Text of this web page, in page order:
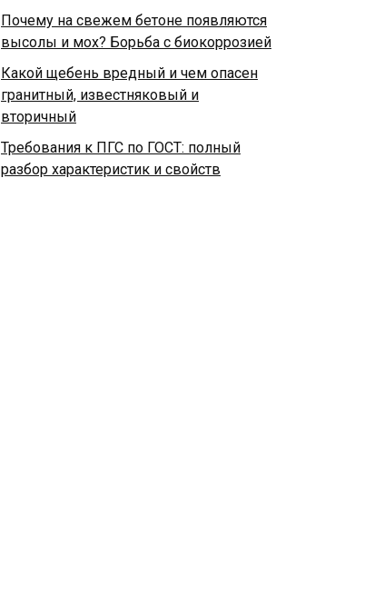
Почему на свежем бетоне появляются
высолы и мох? Борьба с биокоррозией
Какой щебень вредный и чем опасен
гранитный, известняковый и
вторичный
Требования к ПГС по ГОСТ: полный
разбор характеристик и свойств